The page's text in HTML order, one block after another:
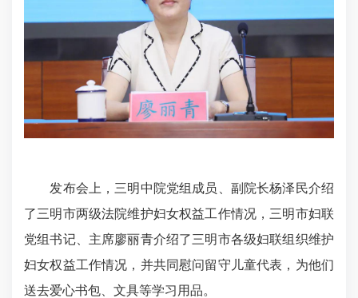
发布会上，三明中院党组成员、副院长杨泽民介绍
了三明市两级法院维护妇女权益工作情况，三明市妇联
党组书记、主席廖丽青介绍了三明市各级妇联组织维护
妇女权益工作情况，并共同慰问留守儿童代表，为他们
送去爱心书包、文具等学习用品。